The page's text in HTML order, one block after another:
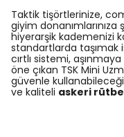
Taktik tişörtlerinize,
giyim donanımlarınıza
hiyerarşik kademenizi
standartlarda taşımak
cırtlı sistemi,
öne çıkan TSK Mini
güvenle
ve kaliteli askeri rütbe